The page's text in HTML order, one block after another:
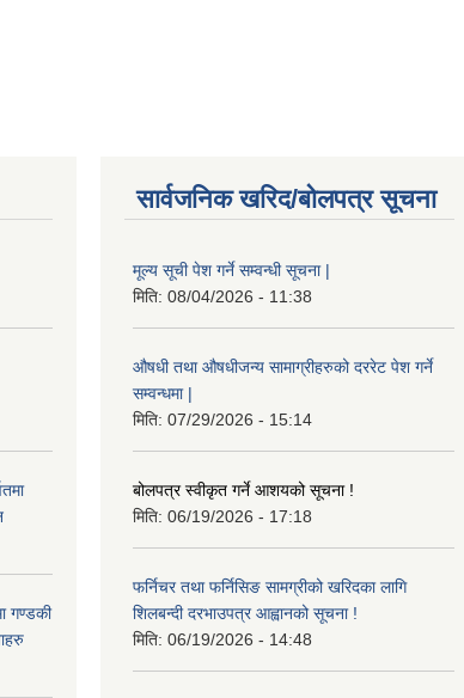
गण्डकी
सार्वजनिक खरिद/बोलपत्र सूचना
मूल्य सूची पेश गर्ने सम्वन्धी सूचना |
मिति: 08/04/2026 - 11:38
औषधी तथा औषधीजन्य सामाग्रीहरुको दररेट पेश गर्ने
सम्वन्धमा |
मिति: 07/29/2026 - 15:14
बोलपत्र स्वीकृत गर्ने आशयको सूचना !
मिति: 06/19/2026 - 17:18
फर्निचर तथा फर्निसिङ सामग्रीको खरिदका लागि
शिलबन्दी दरभाउपत्र आह्वानको सूचना !
मिति: 06/19/2026 - 14:48